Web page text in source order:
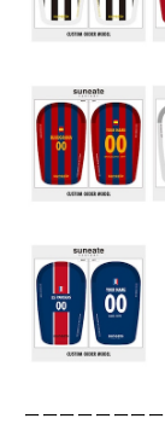
ーーーーーーー